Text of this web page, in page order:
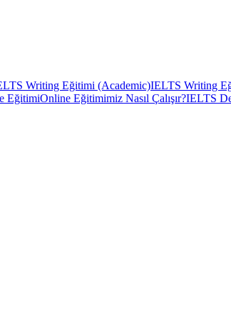
Writing Eğitimi (Academic)IELTS Writing
EğitimiOnline Eğitimimiz Nasıl Çalışır?IELTS